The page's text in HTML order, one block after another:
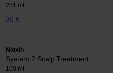
251 ml
36 €
Nioxin
System 2 Scalp Treatment
100 ml